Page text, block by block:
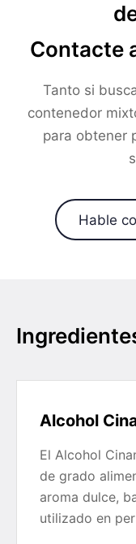
Contacte
Tanto si
contenedor
para obtener
Hable
Alcohol
El Alcohol
de grado
aroma dulce,
utilizado en